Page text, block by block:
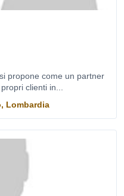
propone come un partner
clienti in...
Lombardia